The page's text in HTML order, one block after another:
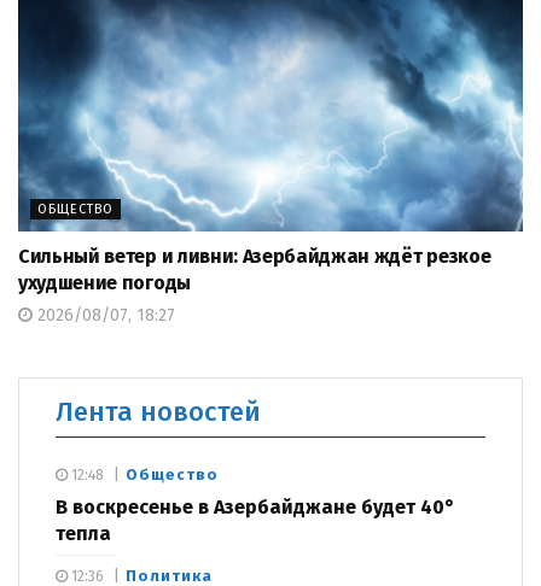
ОБЩЕСТВО
Сильный ветер и ливни: Азербайджан ждёт резкое
ухудшение погоды
2026/08/07, 18:27
Лента новостей
Общество
В воскресенье в Азербайджане будет 40°
тепла
12:48
Политика
12:36